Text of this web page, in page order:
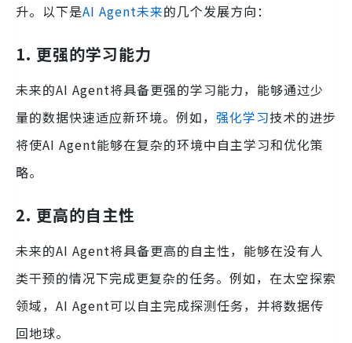
升。以下是AI Agent未来的几个发展方向：
1. 更强的学习能力
未来的AI Agent将具备更强的学习能力，能够通过少
量的数据快速适应新环境。例如， 强化学习技术的进步
将使AI Agent能够在复杂的环境中自主学习和优化策
略。
2. 更高的自主性
未来的AI Agent将具备更高的自主性，能够在没有人
类干预的情况下完成更复杂的任务。例如，在太空探索
领域，AI Agent可以自主完成探测任务，并将数据传
回地球。